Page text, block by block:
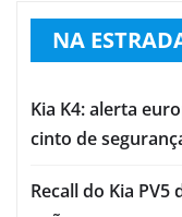
NA
Kia K4: alerta
cinto de
Recall do Kia